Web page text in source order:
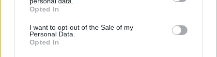
grant or deny consent to Google and its third-party tags to
use your data for below specified purposes in below Google
consent section.
Opted In
I want to opt-out of the Sale of my
Personal Data.
Opted In